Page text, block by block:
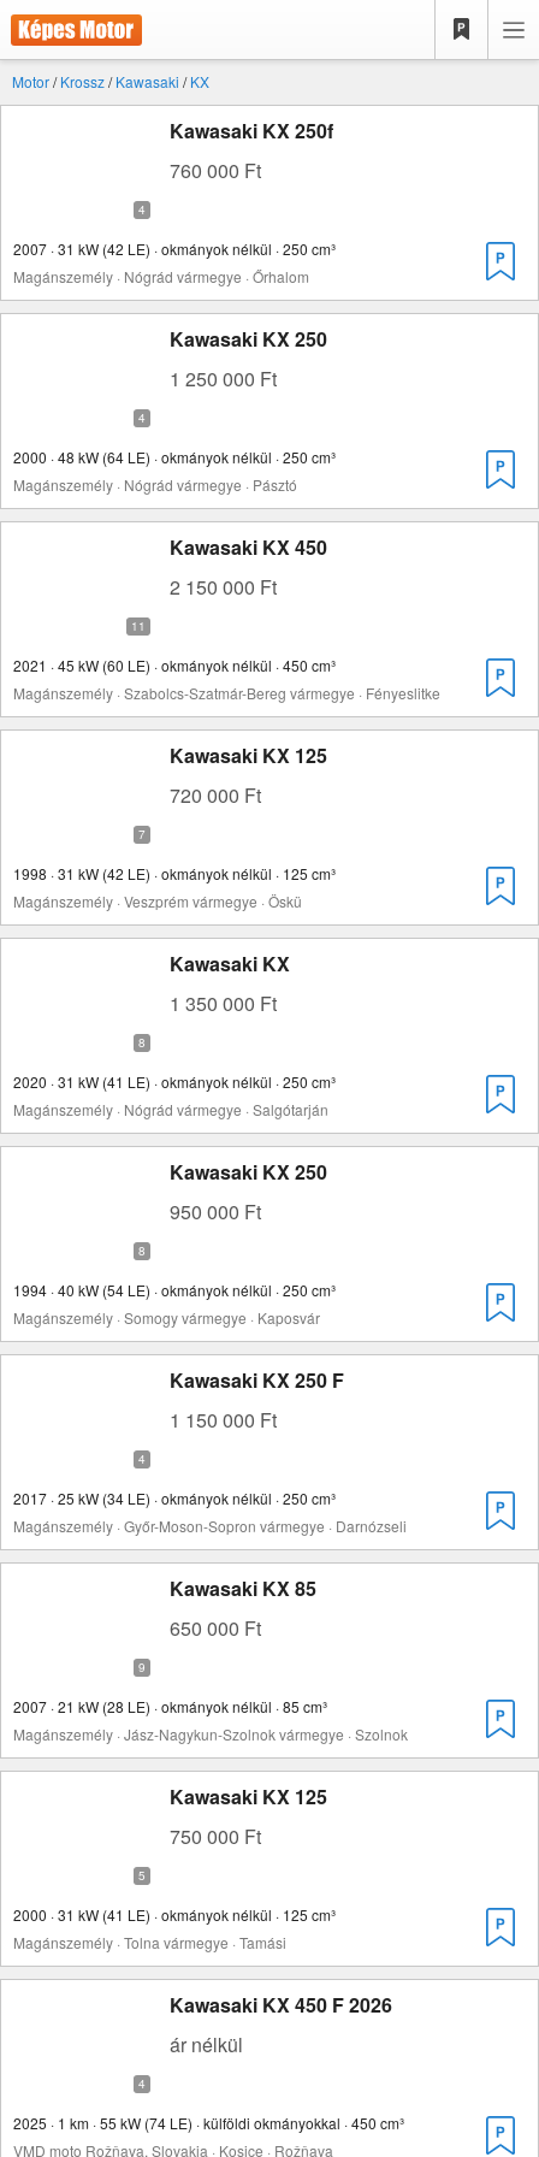
Motor/Krossz/Kawasaki /KX
Kawasaki KX 250f
760 000 Ft
2007 · 31 kW (42 LE) · okmányok nélkül · 250 cm³
Magánszemély · Nógrád vármegye · Őrhalom
Kawasaki KX 250
1 250 000 Ft
2000 · 48 kW (64 LE) · okmányok nélkül · 250 cm³
Magánszemély · Nógrád vármegye · Pásztó
Kawasaki KX 450
2 150 000 Ft
2021 · 45 kW (60 LE) · okmányok nélkül · 450 cm³
Magánszemély · Szabolcs-Szatmár-Bereg vármegye · Fényeslitke
Kawasaki KX 125
720 000 Ft
1998 · 31 kW (42 LE) · okmányok nélkül · 125 cm³
Magánszemély · Veszprém vármegye · Öskü
Kawasaki KX
1 350 000 Ft
2020 · 31 kW (41 LE) · okmányok nélkül · 250 cm³
Magánszemély · Nógrád vármegye · Salgótarján
Kawasaki KX 250
950 000 Ft
1994 · 40 kW (54 LE) · okmányok nélkül · 250 cm³
Magánszemély · Somogy vármegye · Kaposvár
Kawasaki KX 250 F
1 150 000 Ft
2017 · 25 kW (34 LE) · okmányok nélkül · 250 cm³
Magánszemély · Győr-Moson-Sopron vármegye · Darnózseli
Kawasaki KX 85
650 000 Ft
2007 · 21 kW (28 LE) · okmányok nélkül · 85 cm³
Magánszemély · Jász-Nagykun-Szolnok vármegye · Szolnok
Kawasaki KX 125
750 000 Ft
2000 · 31 kW (41 LE) · okmányok nélkül · 125 cm³
Magánszemély · Tolna vármegye · Tamási
Kawasaki KX 450 F 2026
ár nélkül
2025 · 1 km · 55 kW (74 LE) · külföldi okmányokkal · 450 cm³
VMD moto Rožňava, Slovakia · Kosice · Rožňava